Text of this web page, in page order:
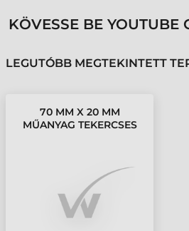
KÖVESSE BE YOUTUBE
LEGUTÓBB MEGTEKINTETT
70 MM X 20 MM
MŰANYAG TEKERCSES